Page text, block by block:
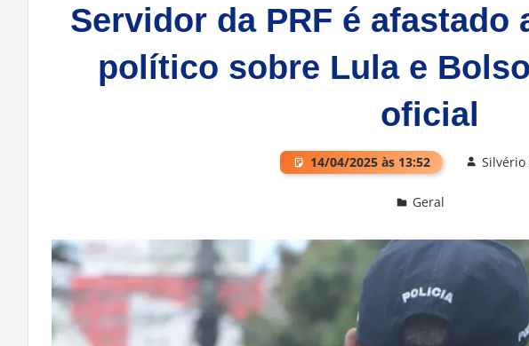
Servidor da PRF é afastado
político sobre Lula e
oficial
14/04/2025 às 13:52 Silvério
Geral